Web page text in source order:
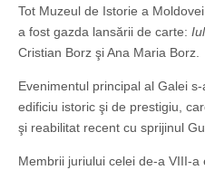
Tot Muzeul de Istorie a
a fost gazda lansării de carte:
Cristian Borz şi Ana Maria Borz.
Evenimentul principal al Galei
edificiu istoric şi de prestigiu,
şi reabilitat recent cu sprijinul
Membrii juriului celei de-a VIII-